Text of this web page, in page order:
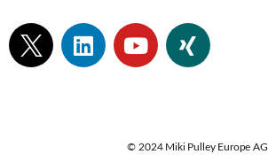
© 2024 Miki Pulley Europe AG.